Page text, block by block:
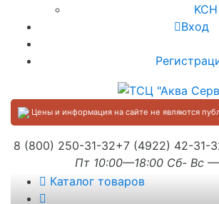
KCH
Вход
Цены и информация на сайте не являются
8 (800) 250-31-32+7 (4922) 42-31-
Пт 10:00—18:00 Сб- Вс
Каталог товаров